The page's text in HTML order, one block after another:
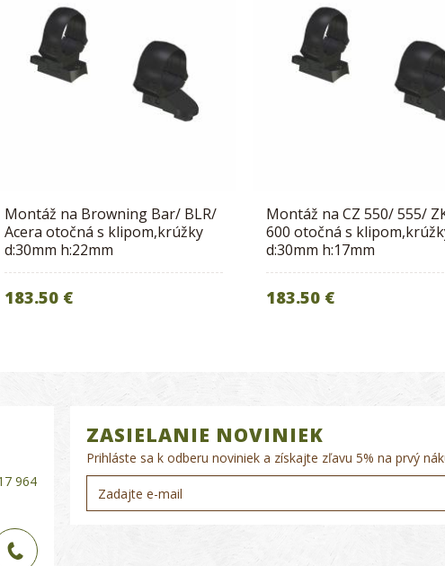
Montáž na Browning Bar/ BLR/
Acera otočná s klipom,krúžky
d:30mm h:22mm
183.50 €
Montáž na CZ 550/ 555/
600 otočná s
d:30mm h:17mm
183.50 €
964
ZASIELANIE NOVINIEK
Prihláste sa k odberu noviniek a získajte zľavu 5% na prvý